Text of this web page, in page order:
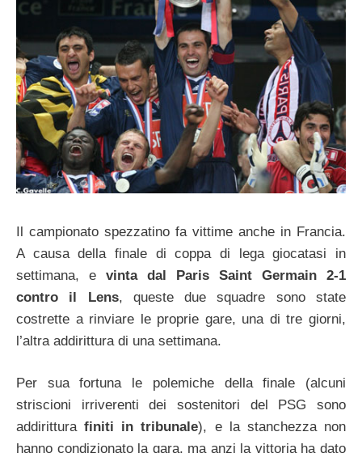
Il campionato spezzatino fa vittime anche in Francia.
A causa della finale di coppa di lega giocatasi in
settimana, e vinta dal Paris Saint Germain 2-1
contro il Lens, queste due squadre sono state
costrette a rinviare le proprie gare, una di tre giorni,
l’altra addirittura di una settimana.
Per sua fortuna le polemiche della finale (alcuni
striscioni irriverenti dei sostenitori del PSG sono
addiritturafiniti in tribunale), e la stanchezza non
hanno condizionato la gara, ma anzi la vittoria ha dato